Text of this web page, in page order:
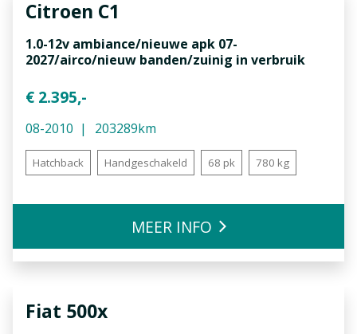
Citroen C1
1.0-12v ambiance/nieuwe apk 07-
2027/airco/nieuw banden/zuinig in verbruik
€ 2.395,-
08-2010 203289km
Hatchback Handgeschakeld 68 pk 780 kg
MEER INFO
Fiat 500x